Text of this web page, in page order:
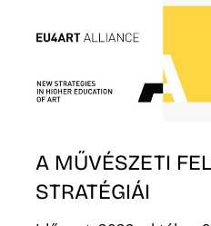
A MŰVÉSZETI
STRATÉGIÁI